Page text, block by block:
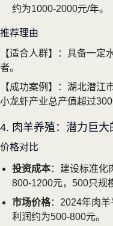
约为1000-2000元/年。
推荐理由
【适合人群】：具备一定
者。
【成功案例】：湖北潜江
小龙虾产业总产值超过300
4. 肉羊养殖：潜力巨大
价格对比
投资成本：建设标准化
800-1200元，500只规
市场价格：2024年肉
利润约为500-800元。